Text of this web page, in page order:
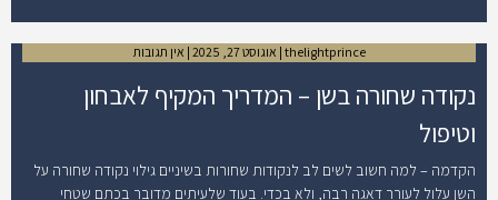
נקודה שחורה בשן – המדריך המקיף לאבחון
וטיפול
thelightprince אוגוסט 27, 2025 אין תגובות
הקדמה – למה חשוב לשים לב לנקודות שחורות בשיניים גילוי נקודה שחורה על
השן עלול לעורר דאגה רבה, ולא בכדי. בעוד שלעיתים מדובר בכתם שטחי